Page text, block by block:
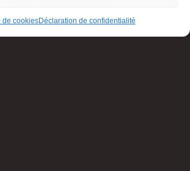
de cookiesDéclaration de confidentialité